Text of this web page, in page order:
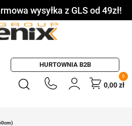
wysyłka z GLS od 49zł!
HURTOWNIA B2B
0
0,00zł